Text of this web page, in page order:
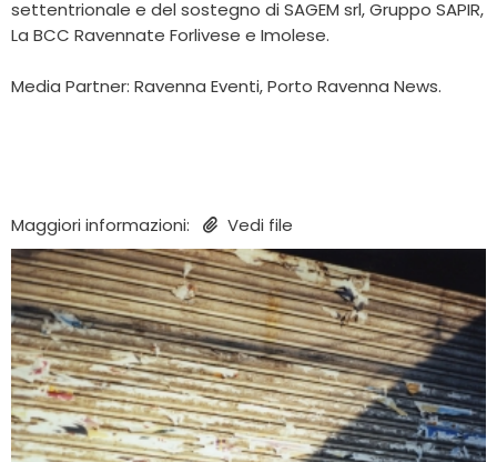
settentrionale e del sostegno di SAGEM srl, Gruppo SAPIR,
La BCC Ravennate Forlivese e Imolese.
Media Partner: Ravenna Eventi, Porto Ravenna News.
Maggiori informazioni: Vedi file